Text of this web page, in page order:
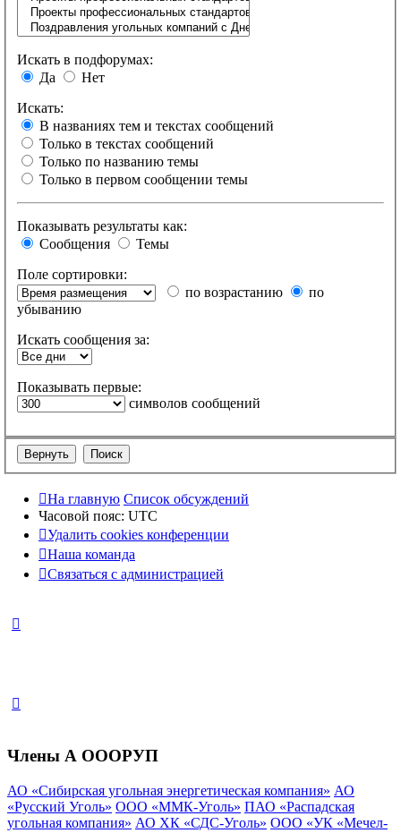
Искать в подфорумах:
Да
Нет
Искать:
В названиях тем и текстах сообщений
Только в текстах сообщений
Только по названию темы
Только в первом сообщении темы
Показывать результаты как:
Сообщения
Темы
Поле сортировки:
по возрастанию
по
убыванию
Искать сообщения за:
Показывать первые:
символов сообщений
На главную Список обсуждений
Часовой пояс: UTC
Удалить cookies конференции
Наша команда
Связаться с администрацией
Члены А ОООРУП
АО «Сибирская угольная энергетическая компания» АО
«Русский Уголь» ООО «ММК-Уголь» ПАО «Распадская
угольная компания» АО ХК «СДС-Уголь» ООО «УК «Мечел-